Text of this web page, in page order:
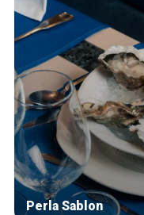
Perla Sablon